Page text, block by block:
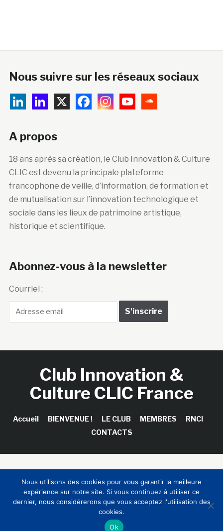
Nous suivre sur les réseaux sociaux
A propos
18 ans après sa création, le Club Innovation & Culture
CLIC est devenu la principale plateforme
francophone de veille, d’information, de formation et
de mutualisation sur l’innovation technologique et
sociale dans les lieux de patrimoine artistique,
historique et scientifique.
Abonnez-vous à la newsletter
Courriel :
Club Innovation &
Culture CLIC France
Accueil BIENVENUE ! LE CLUB MEMBRES
RNCI
CONTACTS
Sinapses Conseils
Nous utilisons des cookies pour vous garantir la meilleure
expérience sur notre site. Si vous continuez à utiliser ce
dernier, nous considérerons que vous acceptez l'utilisation des
cookies.
Ok